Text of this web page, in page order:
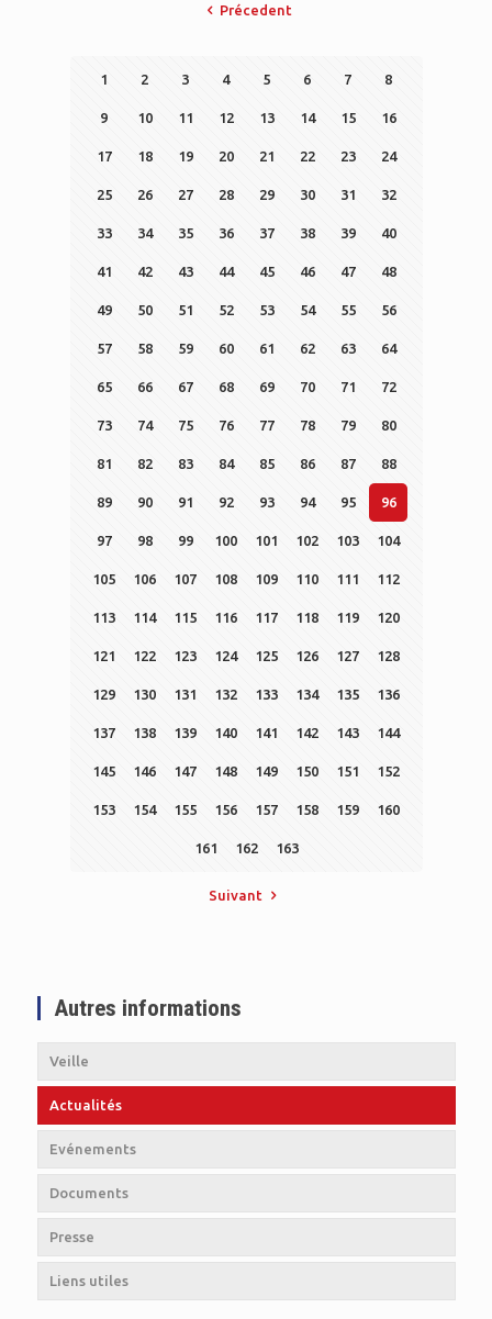
Précedent
1 2 3 4 5 6 7 8
9 10 11 12 13 14 15 16
17 18 19 20 21 22 23 24
25 26 27 28 29 30 31 32
33 34 35 36 37 38 39 40
41 42 43 44 45 46 47 48
49 50 51 52 53 54 55 56
57 58 59 60 61 62 63 64
65 66 67 68 69 70 71 72
73 74 75 76 77 78 79 80
81 82 83 84 85 86 87 88
89 90 91 92 93 94 95 96
97 98 99 100 101 102 103 104
105 106 107 108 109 110 111 112
113 114 115 116 117 118 119 120
121 122 123 124 125 126 127 128
129 130 131 132 133 134 135 136
137 138 139 140 141 142 143 144
145 146 147 148 149 150 151 152
153 154 155 156 157 158 159 160
161 162 163
Suivant
Autres informations
Veille
Actualités
Evénements
Documents
Presse
Liens utiles